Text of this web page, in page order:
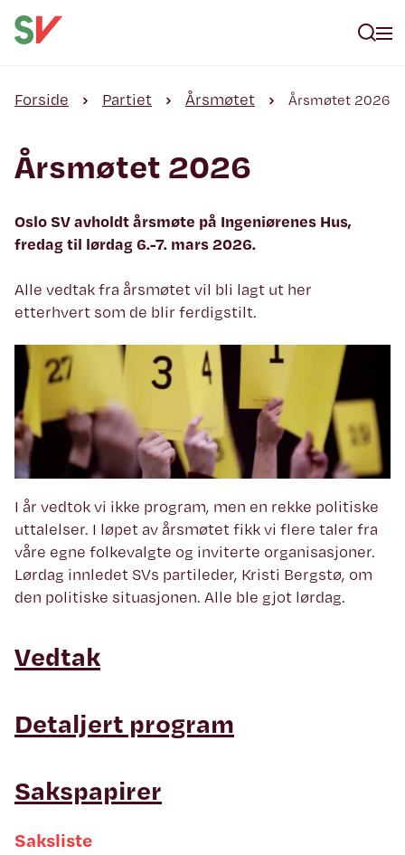
Forside Partiet Årsmøtet Årsmøtet 2026
Årsmøtet 2026
Oslo SV avholdt årsmøte på Ingeniørenes Hus,
fredag til lørdag 6.-7. mars 2026.
Alle vedtak fra årsmøtet vil bli lagt ut her
etterhvert som de blir ferdigstilt.
I år vedtok vi ikke program, men en rekke politiske
uttalelser. I løpet av årsmøtet fikk vi flere taler fra
våre egne folkevalgte og inviterte organisasjoner.
Lørdag innledet SVs partileder, Kristi Bergstø, om
den politiske situasjonen. Alle ble gjot lørdag.
Vedtak
Detaljert program
Sakspapirer
Saksliste